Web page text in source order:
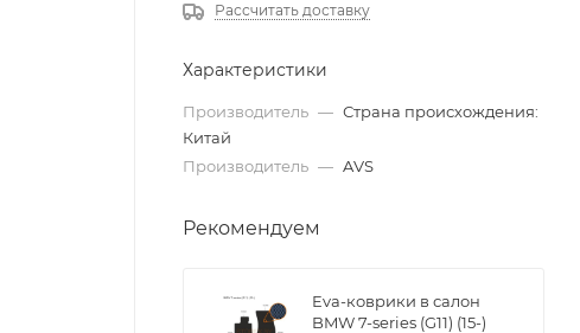
Рассчитать доставку
Характеристики
Производитель — Страна происхождения:
Китай
Производитель — AVS
Рекомендуем
Eva-коврики в салон
BMW 7-series (G11) (15-)